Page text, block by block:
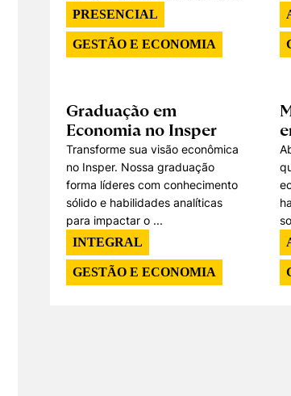
PRESENCIAL
GESTÃO E ECONOMIA
Graduação em
Economia no Insper
Transforme sua visão econômica
no Insper. Nossa graduação
forma líderes com conhecimento
sólido e habilidades analíticas
para impactar o ...
INTEGRAL
GESTÃO E ECONOMIA